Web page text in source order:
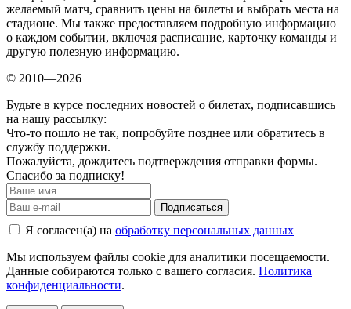
желаемый матч, сравнить цены на билеты и выбрать места на
стадионе. Мы также предоставляем подробную информацию
о каждом событии, включая расписание, карточку команды и
другую полезную информацию.
© 2010—2026
Будьте в курсе последних новостей о билетах, подписавшись
на нашу рассылку:
Что-то пошло не так, попробуйте позднее или обратитесь в
службу поддержки.
Пожалуйста, дождитесь подтверждения отправки формы.
Спасибо за подписку!
Подписаться
Я согласен(а) на обработку персональных данных
Мы используем файлы cookie для аналитики посещаемости.
Данные собираются только с вашего согласия. Политика
конфиденциальности.